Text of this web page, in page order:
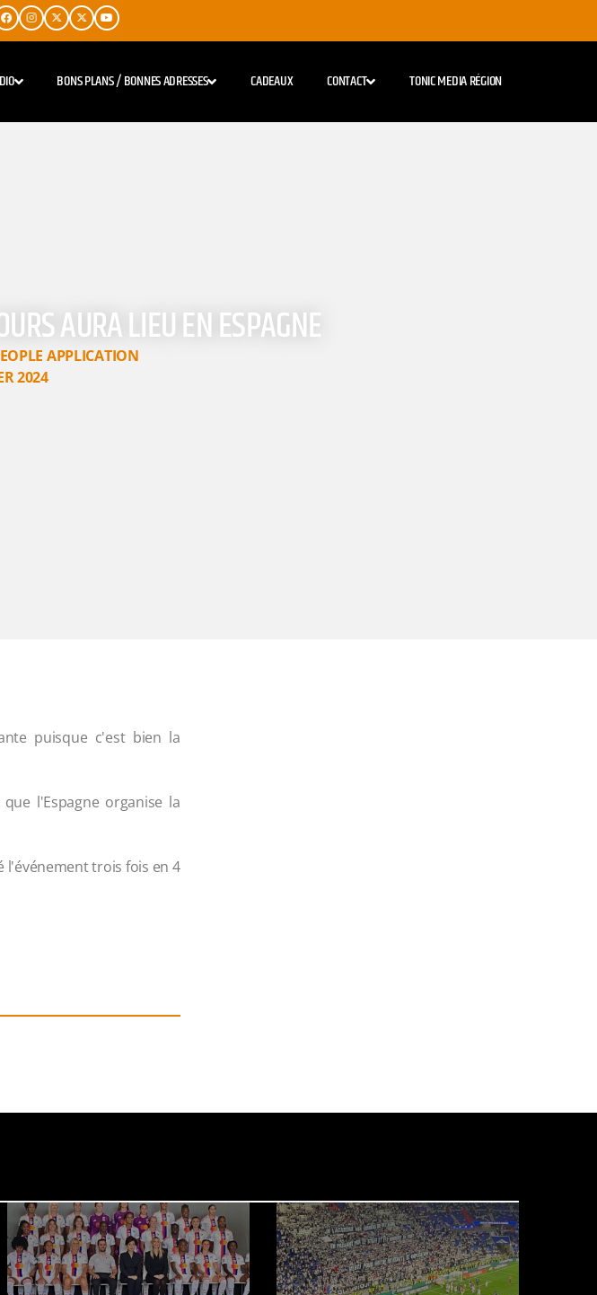
BONS PLANS / BONNES ADRESSES CADEAUX CONTACT TONIC MEDIA RÉGION
AURA LIEU EN ESPAGNE
APPLICATION
2024
puisque c'est bien la
l'Espagne organise la
l'événement trois fois en 4